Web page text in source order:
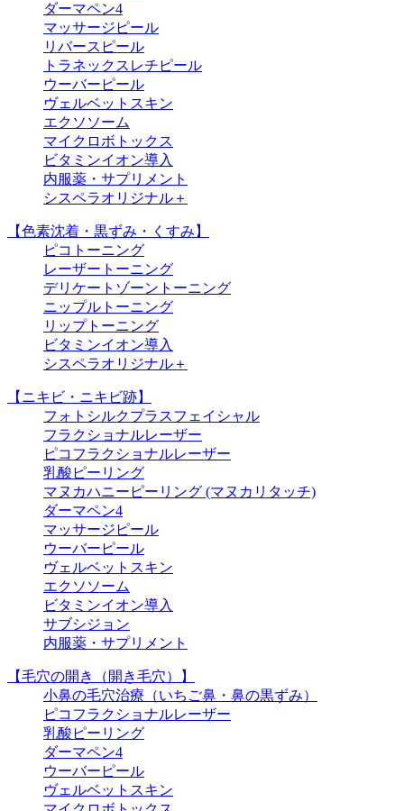
ダーマペン4
マッサージピール
リバースピール
トラネックスレチピール
ウーバーピール
ヴェルベットスキン
エクソソーム
マイクロボトックス
ビタミンイオン導入
内服薬・サプリメント
シスペラオリジナル＋
【色素沈着・黒ずみ・くすみ】
ピコトーニング
レーザートーニング
デリケートゾーントーニング
ニップルトーニング
リップトーニング
ビタミンイオン導入
シスペラオリジナル＋
【ニキビ・ニキビ跡】
フォトシルクプラスフェイシャル
フラクショナルレーザー
ピコフラクショナルレーザー
乳酸ピーリング
マヌカハニーピーリング (マヌカリタッチ)
ダーマペン4
マッサージピール
ウーバーピール
ヴェルベットスキン
エクソソーム
ビタミンイオン導入
サブシジョン
内服薬・サプリメント
【毛穴の開き（開き毛穴）】
小鼻の毛穴治療（いちご鼻・鼻の黒ずみ）
ピコフラクショナルレーザー
乳酸ピーリング
ダーマペン4
ウーバーピール
ヴェルベットスキン